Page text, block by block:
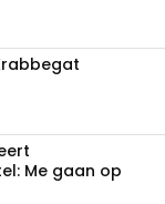
Me gaan op